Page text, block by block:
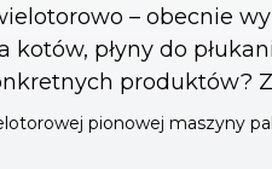
– obecnie
kotów, płyny do
produktów?